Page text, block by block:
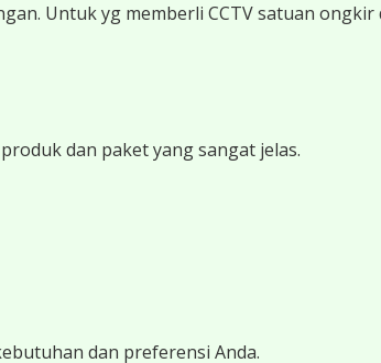
Untuk yg memberli CCTV satuan ongkir
dan paket yang sangat jelas.
dan preferensi Anda.